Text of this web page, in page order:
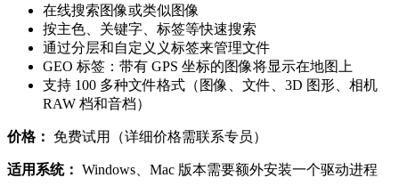
在线搜索图像或类似图像
按主色、关键字、标签等快速搜索
通过分层和自定义义标签来管理文件
GEO 标签：带有 GPS 坐标的图像将显示在地图上
支持 100 多种文件格式（图像、文件、3D 图形、相机
RAW 档和音档）
价格： 免费试用（详细价格需联系专员）
适用系统： Windows、Mac 版本需要额外安装一个驱动进程